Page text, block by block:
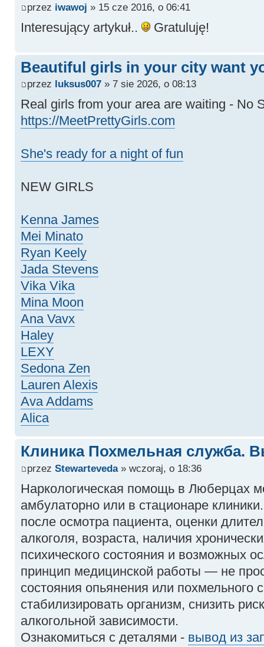
przez iwawoj » 15 cze 2016, o 06:41
Interesujący artykuł.. Gratuluję!
Beautiful girls in your city want
przez luksus007» 7 sie 2026, o 08:13
Real girls from your area are waiting - No
https://MeetPrettyGirls.com
She's ready for a night of fun
NEW GIRLS
Kenna James
Mei Minato
Ryan Keely
Jada Stevens
Vika Vika
Mina Moon
Ana Vavx
Haley
LEXY
Sedona Zen
Lauren Alexis
Ava Addams
Alica
Клиника Похмельная служба.
przez Stewarteveda» wczoraj, o 18:36
Наркологическая помощь в Люберцах
амбулаторно или в стационаре
после осмотра пациента, оценки
алкоголя, возраста, наличия
психического состояния и возможных
принцип медицинской работы — не
состояния опьянения или похмельного
стабилизировать организм, снизить
алкогольной зависимости.
Ознакомиться с деталями - вывод из